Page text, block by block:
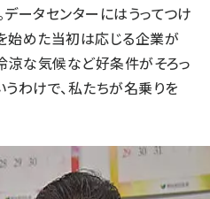
ータセンターにはうってつけ
始めた当初は応じる企業が
涼な気候など好条件がそろっ
わけで、私たちが名乗りを